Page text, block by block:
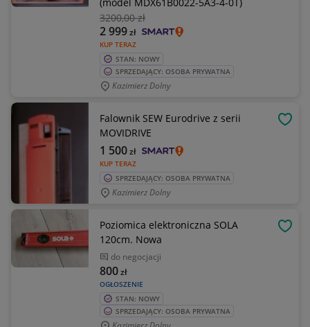
3200,00 zł
KUP TERAZ
2 999zł
STAN: NOWY
SPRZEDAJĄCY: OSOBA PRYWATNA
Kazimierz Dolny
Falownik SEW Eurodrive z serii
MOVIDRIVE
KUP TERAZ
1 500zł
SPRZEDAJĄCY: OSOBA PRYWATNA
Kazimierz Dolny
Poziomica elektroniczna SOLA
120cm. Nowa
do negocjacji
OGŁOSZENIE
800zł
STAN: NOWY
SPRZEDAJĄCY: OSOBA PRYWATNA